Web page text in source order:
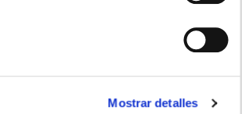
Mostrar detalles